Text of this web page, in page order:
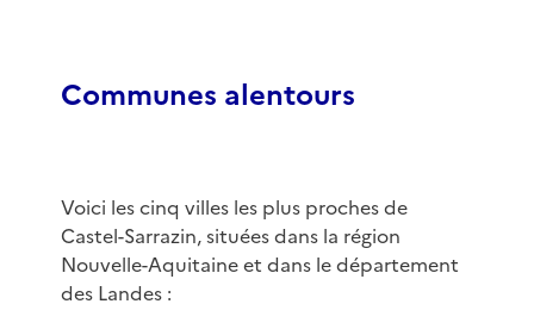
Communes alentours
Voici les cinq villes les plus proches de
Castel-Sarrazin, situées dans la région
Nouvelle-Aquitaine et dans le département
des Landes :